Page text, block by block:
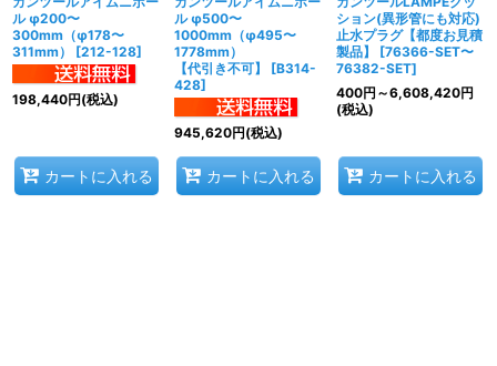
ル φ200〜
300mm（φ178〜
311mm）
[212-128]
198,440円(税込)
カートに入れる
ル φ500〜
1000mm（φ495〜
1778mm）
【代引き不可】
[B314-
428]
945,620円(税込)
カートに入れる
ション(異形管にも対応)
止水プラグ【都度お見積
製品】
[76366-SET〜
76382-SET]
400円 ～6,608,420円
(税込)
カートに入れる